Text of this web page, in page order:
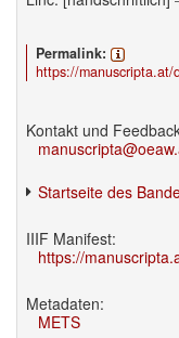
Permalink:
https://manuscripta.at/
Kontakt und
Startseite des
IIIF Manifest:
https://
Metadaten:
METS